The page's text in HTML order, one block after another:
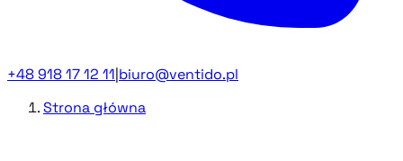
+48 918 17 12 11 biuro@ventido.pl
Strona główna